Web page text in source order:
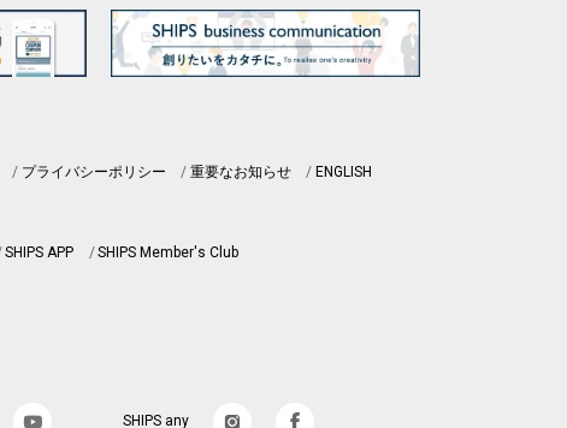
プライバシーポリシー 重要なお知らせ ENGLISH
SHIPS APP SHIPS Member's Club
SHIPS any